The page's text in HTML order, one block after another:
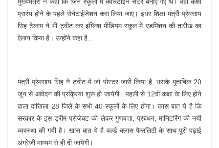
प्रारंभ होने के पहले सेनेटाईजेशन करा लिया जाए। इधर शिक्षा मंत्री प्रेमसाय
सिंह टेकाम ने भी ट्वीट कर इंग्लिश मीडियम स्कूल में एडमिशन की तारीख का
ऐलान किया है। उन्होंने कहा है..
मंत्री प्रेमसाय सिंह ने ट्वीट में जो पोस्टर जारी किया है, उसके मुताबिक 20
जून से आवेदन की प्रक्रिया शुरू हो जायेगी। पहली से 12वीं कक्षा के लिए होने
वाला दाखिला 28 जिले के सभी 40 स्कूलों के लिए होगा। खास बात ये है कि
सरकार के इस ड्रीम प्रोजेक्ट को लेकर गुणवत्ता, प्रबंधन, मानिटरिंग की नयी
व्यवस्था की गयी है। खास बात ये है वर्ल्ड क्लास फैसलिटी के साथ पूरी पढ़ाई
अंग्रेजी माध्यम से ही दी जायेगी।